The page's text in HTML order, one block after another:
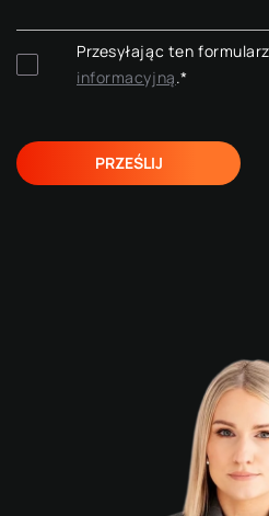
Przesyłając ten
informacyjną.*